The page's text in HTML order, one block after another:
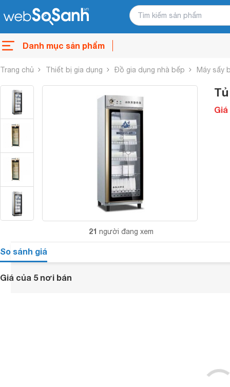
Danh mục sản phẩm
Trang chủ Thiết bị gia dụng Đồ gia dụng nhà bếp Máy sấy
21 người đang xem
Giá
So sánh giá
Giá của 5 nơi bán